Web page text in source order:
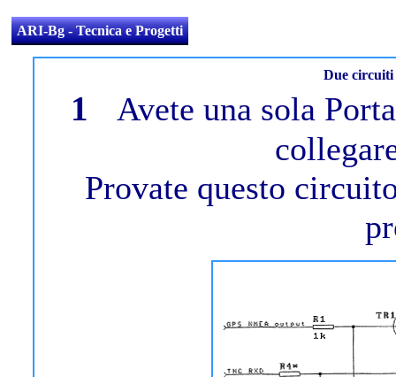
ARI-Bg - Tecnica e Progetti
Due
1
Avete una sola
Provate questo